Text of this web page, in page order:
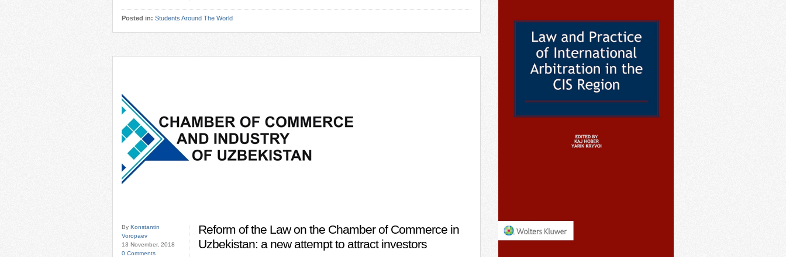
Posted in: Students Around The World
By Konstantin
Voropaev
13 November, 2018
0 Comments
Reform of the Law on the Chamber of Commerce in
Uzbekistan: a new attempt to attract investors